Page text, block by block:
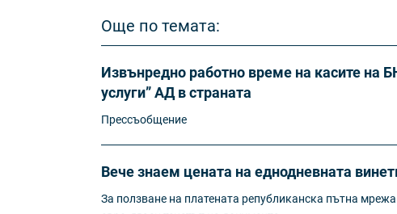
Още по темата:
Извънредно работно време на касите на
услуги” АД в страната
Прессъобщение
Вече знаем цената на еднодневната
За ползване на платената републиканска пътна